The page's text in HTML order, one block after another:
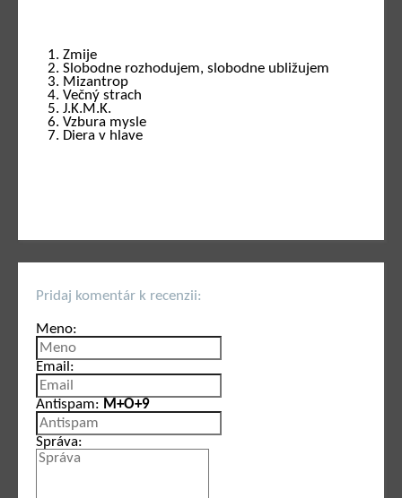
Zmije
Slobodne rozhodujem, slobodne ubližujem
Mizantrop
Večný strach
J.K.M.K.
Vzbura mysle
Diera v hlave
Pridaj komentár k recenzii:
Meno:
Email:
Antispam: M+O+9
Správa: